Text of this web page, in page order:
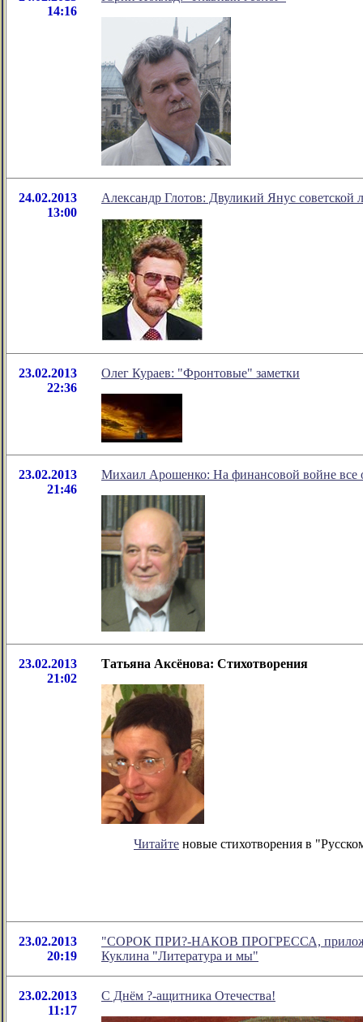
14:16
24.02.2013
13:00
Александр Глотов: Двуликий Янус
23.02.2013
22:36
Олег Кураев: "Фронтовые" заметки
23.02.2013
21:46
Михаил Арошенко: На финансовой войне все
23.02.2013
21:02
Татьяна Аксёнова: Стихотворения
Читайте новые стихотворения в
23.02.2013
20:19
"СОРОК ПРИ?-НАКОВ ПРОГРЕССА,
Куклина "Литература и мы"
23.02.2013
11:17
С Днём ?-ащитника Отечества!